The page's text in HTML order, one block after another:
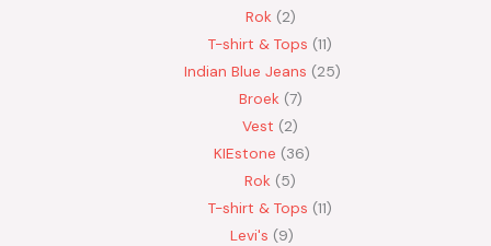
Rok 2
T-shirt & Tops 11
Indian Blue Jeans 25
Broek 7
Vest
2
KIEstone
36
Rok 5
T-shirt & Tops 11
Levi's
9